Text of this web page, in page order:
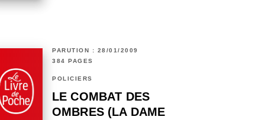
PARUTION : 28/01/2009
384 PAGES
POLICIERS
LE COMBAT DES
OMBRES (LA DAME